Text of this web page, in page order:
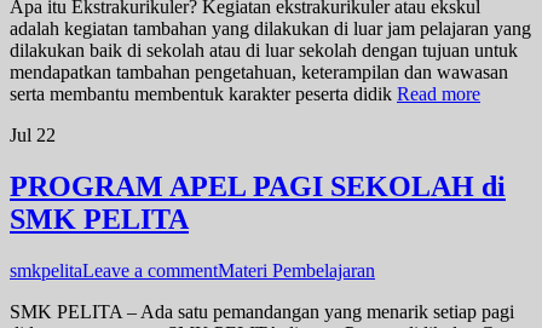
Apa itu Ekstrakurikuler? Kegiatan ekstrakurikuler atau ekskul
adalah kegiatan tambahan yang dilakukan di luar jam pelajaran yang
dilakukan baik di sekolah atau di luar sekolah dengan tujuan untuk
mendapatkan tambahan pengetahuan, keterampilan dan wawasan
serta membantu membentuk karakter peserta didik Read more
Jul 22
PROGRAM APEL PAGI SEKOLAH di
SMK PELITA
smkpelitaLeave a commentMateri Pembelajaran
SMK PELITA – Ada satu pemandangan yang menarik setiap pagi